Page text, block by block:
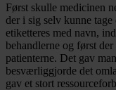
Først skulle medicinen
der i sig selv kunne
etiketteres med navn,
behandlerne og først
patienterne. Det gav
besværliggjorde det
gav et stort